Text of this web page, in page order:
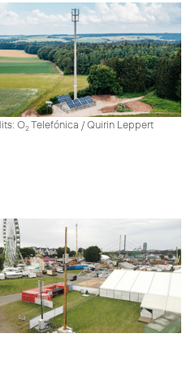
O2Telefónica / Quirin Leppert